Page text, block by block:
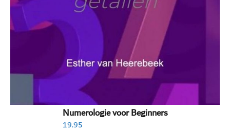
Numerologie voor Beginners
19.95